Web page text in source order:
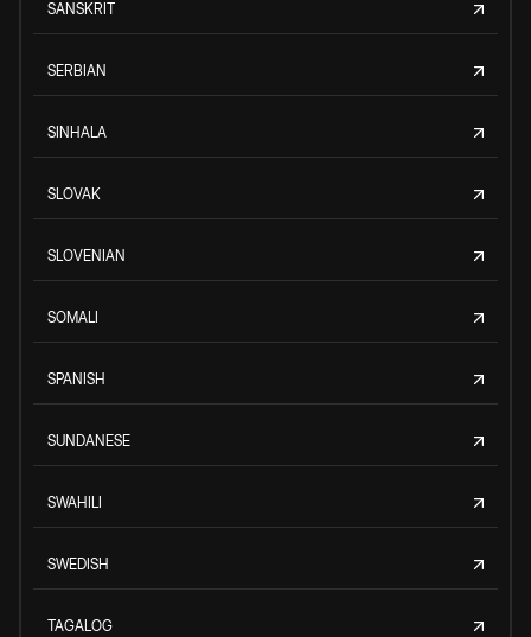
SANSKRIT
SERBIAN
SINHALA
SLOVAK
SLOVENIAN
SOMALI
SPANISH
SUNDANESE
SWAHILI
SWEDISH
TAGALOG